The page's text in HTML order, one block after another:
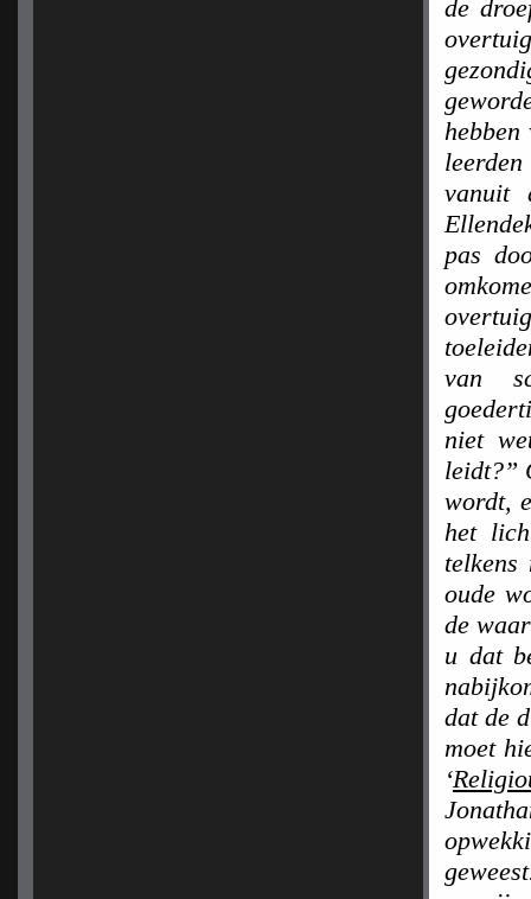
de
vanuit
pas
van
niet
leidt?”
wordt,
het
oude
de
u dat
dat de
moet
‘